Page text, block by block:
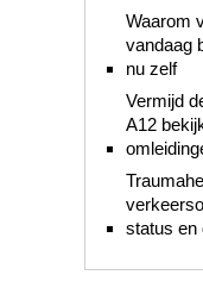
Waarom
vandaag
nu zelf
Vermijd
A12
status en